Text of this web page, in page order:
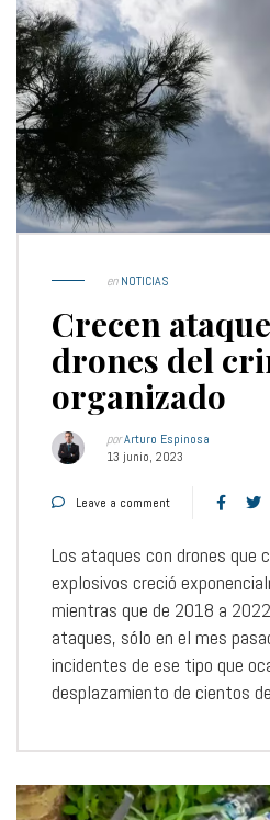
enNOTICIAS
Crecen
drones del
organizado
porArturo Espinosa
13 junio, 2023
Leave a comment
Los ataques con drones que
explosivos creció
mientras que de 2018 a
ataques, sólo en el mes
incidentes de ese tipo que
desplazamiento de cientos